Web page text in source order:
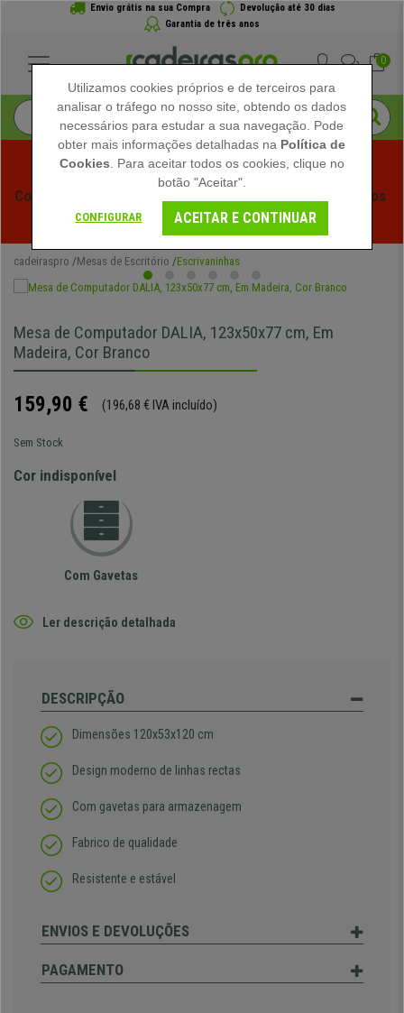
Envio grátis na sua Compra
Devolução até 30 dias
Garantia de três anos
0
Começam os Saldos de Verão em Cadeiraspro! Descontos
Exclusivos por Tempo Limitado - Ver Promoção
cadeiraspro Mesas de Escritório Escrivaninhas
Mesa de Computador DALIA, 123x50x77 cm, Em
Madeira, Cor Branco
159,90 € (196,68 € IVA incluído)
Sem Stock
Cor indisponível
Com Gavetas
Ler descrição detalhada
DESCRIPÇÃO
Dimensões 120x53x120 cm
Design moderno de linhas rectas
Com gavetas para armazenagem
Fabrico de qualidade
Resistente e estável
ENVIOS E DEVOLUÇÕES
PAGAMENTO
Utilizamos cookies próprios e de terceiros para
analisar o tráfego no nosso site, obtendo os dados
necessários para estudar a sua navegação. Pode
obter mais informações detalhadas na Política de
Cookies . Para aceitar todos os cookies, clique no
botão "Aceitar".
CONFIGURAR ACEITAR E CONTINUAR